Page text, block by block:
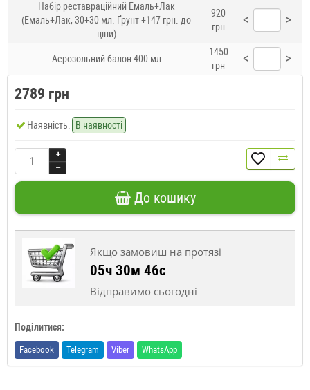
Набір реставраційний Емаль+Лак
(Емаль+Лак, 30+30 мл. Ґрунт +147 грн. до
ціни)
920
грн
< >
Аерозольний балон 400 мл
1450
грн
< >
2789 грн
Наявність: В наявності
До кошику
Якщо замовиш на протязі
05ч 30м 45с
Відправимо сьогодні
Поділитися:
Facebook Telegram Viber WhatsApp